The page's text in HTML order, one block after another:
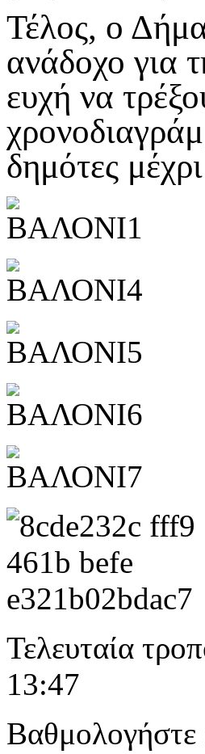
Τέλος, ο
ανάδοχο για
ευχή να
δημότες
Τελευταία
13:47
Βαθμολογήστε